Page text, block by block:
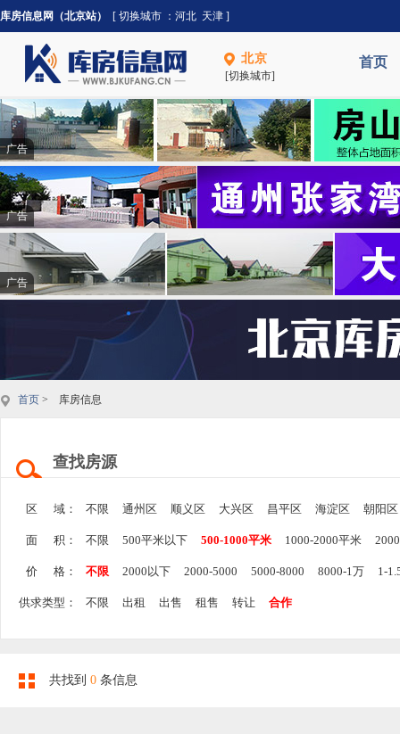
库房信息网（北京站） [ 切换城市 ： 河北 天津 ]
北京
[切换城市]
首页
广告
广告
广告
首页 > 库房信息
查找房源
区 域： 不限 通州区 顺义区 大兴区 昌平区 海淀区 朝阳区
面 积： 不限 500平米以下 500-1000平米 1000-2000平米
价 格： 不限 2000以下 2000-5000 5000-8000 8000-1万 1-
供求类型： 不限 出租 出售 租售 转让 合作
共找到 0 条信息